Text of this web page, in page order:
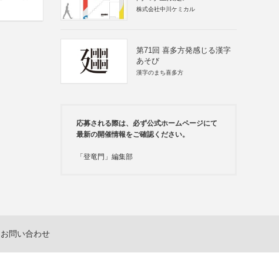
株式会社中川ケミカル
第71回 喜多方発感じる漢字
あそび
漢字のまち喜多方
応募される際は、必ず公式ホームページにて
最新の開催情報をご確認ください。
「登竜門」編集部
お問い合わせ